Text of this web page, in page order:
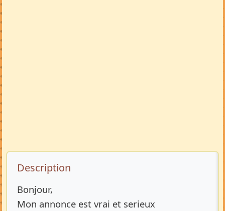
Description de l’annonce
Description
Bonjour,
Mon annonce est vrai et serieux